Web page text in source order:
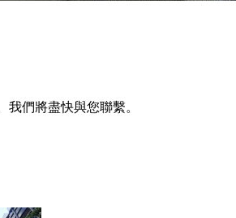
我們將盡快與您聯繫。